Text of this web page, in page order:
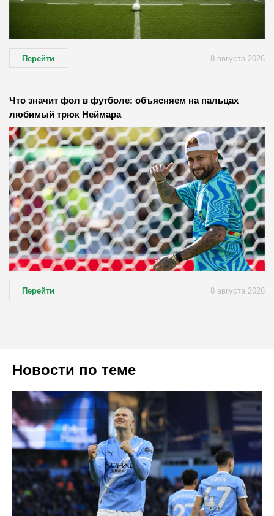
Новости по теме
Перейти 8 августа 2026
Что значит фол в футболе: объясняем на пальцах
любимый трюк Неймара
Перейти 8 августа 2026